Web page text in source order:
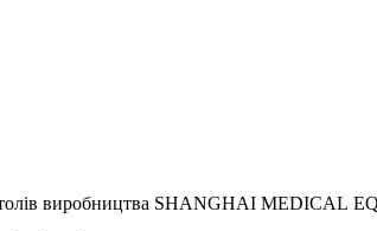
виробництва SHANGHAI MEDICAL